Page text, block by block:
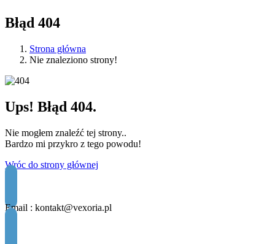
Błąd 404
Strona główna
Nie znaleziono strony!
Ups! Błąd 404.
Nie mogłem znaleźć tej strony..
Bardzo mi przykro z tego powodu!
Wróc do strony głównej
Email : kontakt@vexoria.pl